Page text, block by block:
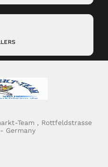
Team , Rottfeldstrasse
Germany